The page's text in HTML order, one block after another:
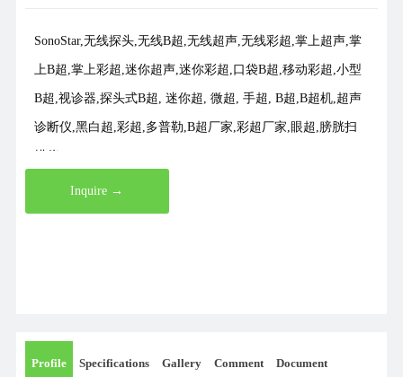
SonoStar,无线探头,无线B超,无线超声,无线彩超,掌上超声,掌
上B超,掌上彩超,迷你超声,迷你彩超,口袋B超,移动彩超,小型
B超,视诊器,探头式B超, 迷你超, 微超, 手超, B超,B超机,超声
诊断仪,黑白超,彩超,多普勒,B超厂家,彩超厂家,眼超,膀胱扫
Inquire →
Profile Specifications Gallery Comment Document